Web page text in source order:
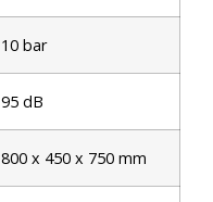
10 bar
95 dB
800 x 450 x 750 mm